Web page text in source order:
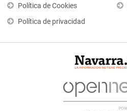
Política de Cookies
Política de privacidad